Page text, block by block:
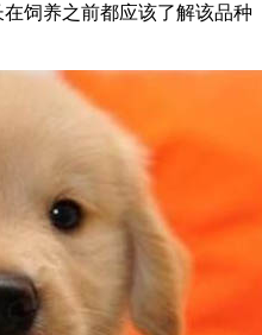
饲养之前都应该了解该品种